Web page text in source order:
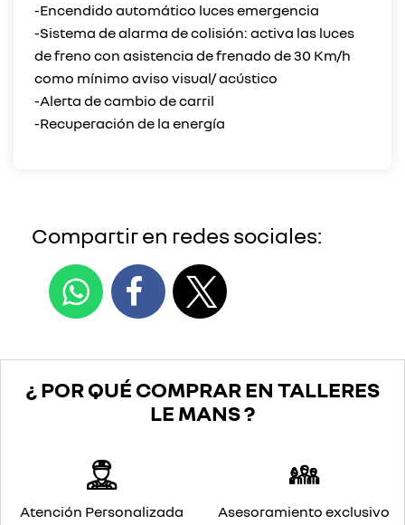
-Encendido automático luces emergencia
-Sistema de alarma de colisión: activa las luces
de freno con asistencia de frenado de 30 Km/h
como mínimo aviso visual/ acústico
-Alerta de cambio de carril
Compartir en redes sociales:
¿ POR QUÉ COMPRAR EN TALLERES
LE MANS ?
Atención Personalizada Asesoramiento exclusivo